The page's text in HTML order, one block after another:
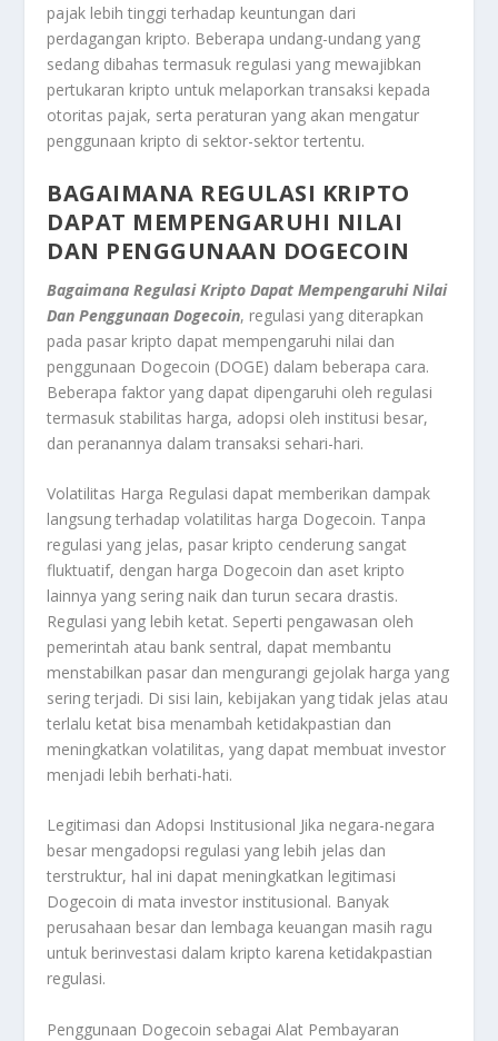
pajak lebih tinggi terhadap keuntungan dari
perdagangan kripto. Beberapa undang-undang yang
sedang dibahas termasuk regulasi yang mewajibkan
pertukaran kripto untuk melaporkan transaksi kepada
otoritas pajak, serta peraturan yang akan mengatur
penggunaan kripto di sektor-sektor tertentu.
BAGAIMANA REGULASI KRIPTO
DAPAT MEMPENGARUHI NILAI
DAN PENGGUNAAN DOGECOIN
Bagaimana Regulasi Kripto Dapat Mempengaruhi Nilai
Dan Penggunaan Dogecoin, regulasi yang diterapkan
pada pasar kripto dapat mempengaruhi nilai dan
penggunaan Dogecoin (DOGE) dalam beberapa cara.
Beberapa faktor yang dapat dipengaruhi oleh regulasi
termasuk stabilitas harga, adopsi oleh institusi besar,
dan peranannya dalam transaksi sehari-hari.
Volatilitas Harga Regulasi dapat memberikan dampak
langsung terhadap volatilitas harga Dogecoin. Tanpa
regulasi yang jelas, pasar kripto cenderung sangat
fluktuatif, dengan harga Dogecoin dan aset kripto
lainnya yang sering naik dan turun secara drastis.
Regulasi yang lebih ketat. Seperti pengawasan oleh
pemerintah atau bank sentral, dapat membantu
menstabilkan pasar dan mengurangi gejolak harga yang
sering terjadi. Di sisi lain, kebijakan yang tidak jelas atau
terlalu ketat bisa menambah ketidakpastian dan
meningkatkan volatilitas, yang dapat membuat investor
menjadi lebih berhati-hati.
Legitimasi dan Adopsi Institusional Jika negara-negara
besar mengadopsi regulasi yang lebih jelas dan
terstruktur, hal ini dapat meningkatkan legitimasi
Dogecoin di mata investor institusional. Banyak
perusahaan besar dan lembaga keuangan masih ragu
untuk berinvestasi dalam kripto karena ketidakpastian
regulasi.
Penggunaan Dogecoin sebagai Alat Pembayaran